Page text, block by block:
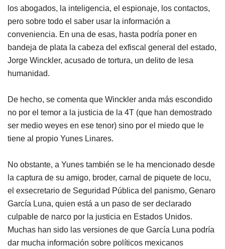
los abogados, la inteligencia, el espionaje, los contactos,
pero sobre todo el saber usar la información a
conveniencia. En una de esas, hasta podría poner en
bandeja de plata la cabeza del exfiscal general del estado,
Jorge Winckler, acusado de tortura, un delito de lesa
humanidad.
De hecho, se comenta que Winckler anda más escondido
no por el temor a la justicia de la 4T (que han demostrado
ser medio weyes en ese tenor) sino por el miedo que le
tiene al propio Yunes Linares.
No obstante, a Yunes también se le ha mencionado desde
la captura de su amigo, broder, carnal de piquete de locu,
el exsecretario de Seguridad Pública del panismo, Genaro
García Luna, quien está a un paso de ser declarado
culpable de narco por la justicia en Estados Unidos.
Muchas han sido las versiones de que García Luna podría
dar mucha información sobre políticos mexicanos